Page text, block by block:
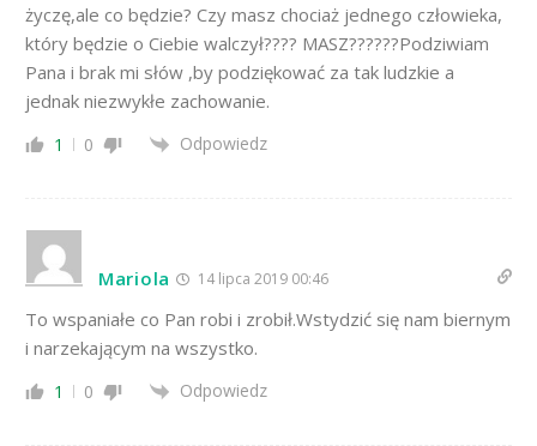
życzę,ale co będzie? Czy masz chociaż jednego człowieka,
który będzie o Ciebie walczył???? MASZ??????Podziwiam
Pana i brak mi słów ,by podziękować za tak ludzkie a
jednak niezwykłe zachowanie.
1 0 Odpowiedz
Mariola 14 lipca 2019 00:46
To wspaniałe co Pan robi i zrobił.Wstydzić się nam biernym
i narzekającym na wszystko.
1 0 Odpowiedz